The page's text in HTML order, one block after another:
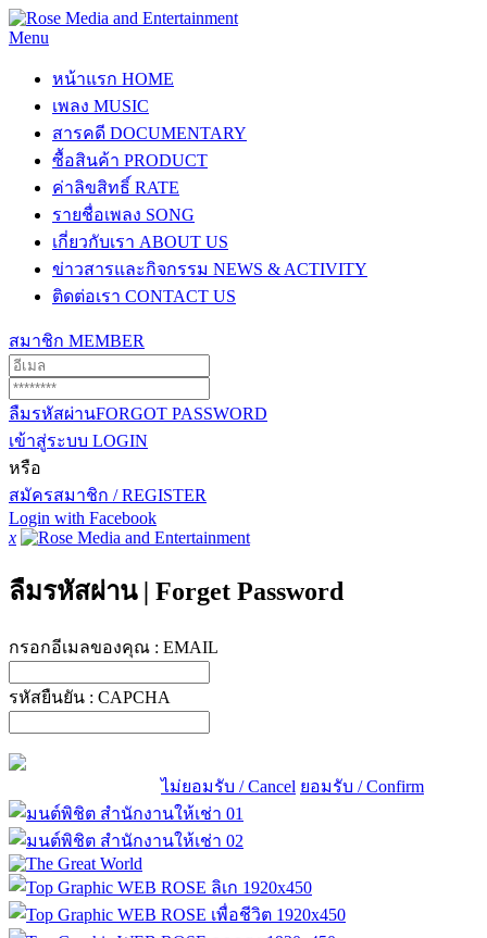
Menu
หน้าแรก HOME
เพลง MUSIC
สารคดี DOCUMENTARY
ซื้อสินค้า PRODUCT
ค่าลิขสิทธิ์ RATE
รายชื่อเพลง SONG
เกี่ยวกับเรา ABOUT US
ข่าวสารและกิจกรรม NEWS & ACTIVITY
ติดต่อเรา CONTACT US
สมาชิก MEMBER
ลืมรหัสผ่านFORGOT PASSWORD
เข้าสู่ระบบ LOGIN
หรือ
สมัครสมาชิก / REGISTER
Login with Facebook
x
ลืมรหัสผ่าน | Forget Password
กรอกอีเมลของคุณ : EMAIL
รหัสยืนยัน : CAPCHA
ไม่ยอมรับ / Cancel ยอมรับ / Confirm